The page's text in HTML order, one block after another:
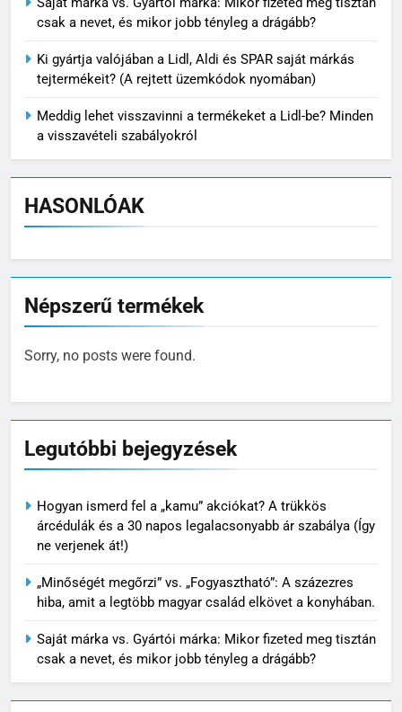
csak a nevet, és mikor jobb tényleg a drágább?
Ki gyártja valójában a Lidl, Aldi és SPAR saját márkás
tejtermékeit? (A rejtett üzemkódok nyomában)
Meddig lehet visszavinni a termékeket a Lidl-be? Minden
a visszavételi szabályokról
HASONLÓAK
Népszerű termékek
Sorry, no posts were found.
Legutóbbi bejegyzések
Hogyan ismerd fel a „kamu” akciókat? A trükkös
árcédulák és a 30 napos legalacsonyabb ár szabálya (Így
ne verjenek át!)
„Minőségét megőrzi” vs. „Fogyasztható”: A százezres
hiba, amit a legtöbb magyar család elkövet a konyhában.
Saját márka vs. Gyártói márka: Mikor fizeted meg tisztán
csak a nevet, és mikor jobb tényleg a drágább?